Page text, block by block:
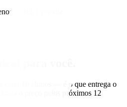
de R$ 1 por dia.
cada 10 alunos — é o que entrega o
o preço pelos próximos 12